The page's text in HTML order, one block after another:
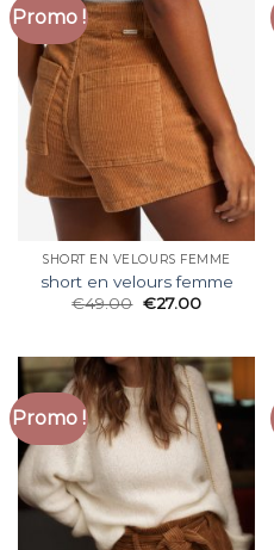
Promo !
SHORT EN VELOURS FEMME
short en velours femme
€49.00 €27.00
Promo !